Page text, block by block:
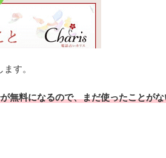
す。
無料になるので、まだ使ったことが